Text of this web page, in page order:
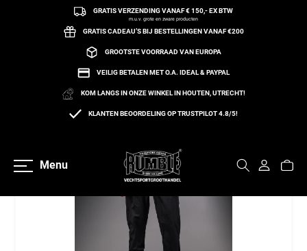
naar de contentGRATIS VERZENDING VANAF € 150,- EX BTW
m.u.v. grote en zware producten
GRATIS CADEAU’S BIJ BESTELLINGEN VANAF €200
GROOTSTE VOORRAAD VAN EUROPA
VEILIG BETALEN MET O.A. IDEAL & PAYPAL
KOM LANGS IN ONZE WINKEL IN HOUTEN, UTRECHT!
KLANTEN BEOORDELING OP TRUSTPILOT 4.8/5!
Menu